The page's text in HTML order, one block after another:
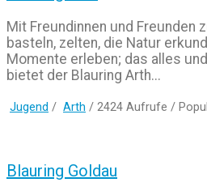
Mit Freundinnen und Freunden
basteln, zelten, die Natur
Momente erleben; das alles
bietet der Blauring Arth...
Jugend / Arth / 2424 Aufrufe /
Blauring Goldau